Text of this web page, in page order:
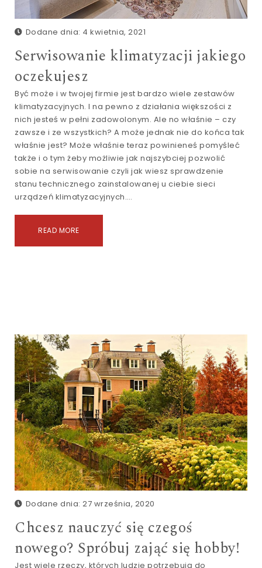
Dodane dnia: 4 kwietnia, 2021
Serwisowanie klimatyzacji jakiego
oczekujesz
Być może i w twojej firmie jest bardzo wiele zestawów
klimatyzacyjnych. I na pewno z działania większości z
nich jesteś w pełni zadowolonym. Ale no właśnie – czy
zawsze i ze wszystkich? A może jednak nie do końca tak
właśnie jest? Może właśnie teraz powinieneś pomyśleć
także i o tym żeby możliwie jak najszybciej pozwolić
sobie na serwisowanie czyli jak wiesz sprawdzenie
stanu technicznego zainstalowanej u ciebie sieci
urządzeń klimatyzacyjnych.…
READ MORE
Dodane dnia: 27 września, 2020
Chcesz nauczyć się czegoś
nowego? Spróbuj zająć się hobby!
Jest wiele rzeczy, których ludzie potrzebują do